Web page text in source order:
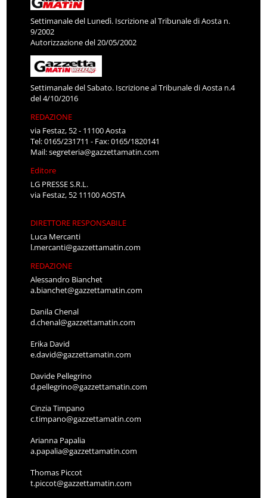
Settimanale del Lunedì. Iscrizione al Tribunale di Aosta n.
9/2002
Autorizzazione del 20/05/2002
Settimanale del Sabato. Iscrizione al Tribunale di Aosta n.4
del 4/10/2016
REDAZIONE
via Festaz, 52 - 11100 Aosta
Tel: 0165/231711 - Fax: 0165/1820141
Mail:segreteria@gazzettamatin.com
Editore
LG PRESSE S.R.L.
via Festaz, 52 11100 AOSTA
DIRETTORE RESPONSABILE
Luca Mercanti
l.mercanti@gazzettamatin.com
REDAZIONE
Alessandro Bianchet
a.bianchet@gazzettamatin.com
Danila Chenal
d.chenal@gazzettamatin.com
Erika David
e.david@gazzettamatin.com
Davide Pellegrino
d.pellegrino@gazzettamatin.com
Cinzia Timpano
c.timpano@gazzettamatin.com
Arianna Papalia
a.papalia@gazzettamatin.com
Thomas Piccot
t.piccot@gazzettamatin.com